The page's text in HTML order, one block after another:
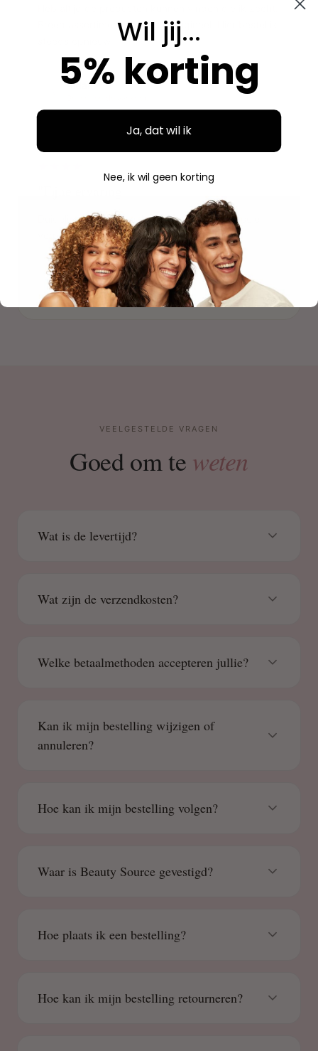
Breed assortiment en alles is origineel. Hier bestel ik
Aidan
"
Duidelijke website, makkelijk bestellen en mooie
verpakking. Volgende keer weer.
S Savannah
Geverifieerde aankoop
VEELGESTELDE VRAGEN
Goed om te weten
Wat is de levertijd?
Wat zijn de verzendkosten?
Welke betaalmethoden accepteren jullie?
Kan ik mijn bestelling wijzigen of
annuleren?
Hoe kan ik mijn bestelling volgen?
Waar is Beauty Source gevestigd?
Hoe plaats ik een bestelling?
Hoe kan ik mijn bestelling retourneren?
Wil jij...
5% korting
Ja, dat wil ik
Nee, ik wil geen korting